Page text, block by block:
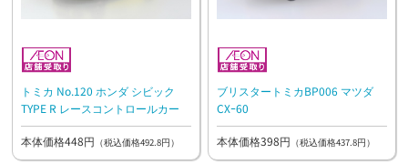
トミカ No.120 ホンダ シビック
TYPE R レースコントロールカー
本体価格448円 （税込価格492.8円）
ブリスタートミカBP006 マツダ
CXｰ60
本体価格398円 （税込価格437.8円）